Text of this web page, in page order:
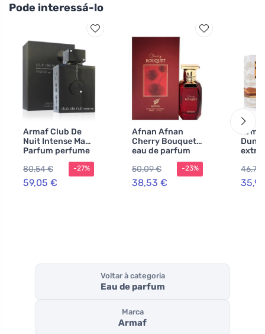
Pode interessá-lo
Armaf Club De
Nuit Intense Man
Parfum perfume
150 ml para
homens
80,54 €
59,05 €
-27%
Afnan Afnan
Cherry Bouquet
eau de parfum
para mulheres
50,09 €
38,53 €
-23% 46,75
Voltar à categoria
Eau de parfum
Marca
Armaf